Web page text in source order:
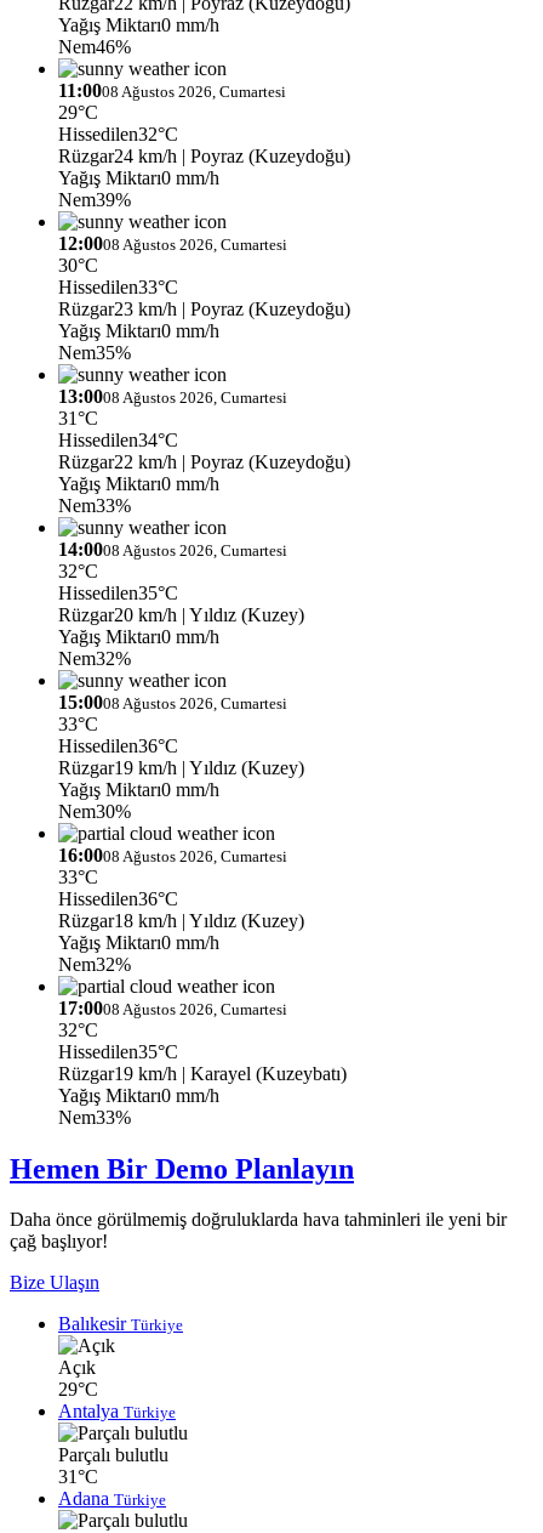
Yağış Miktarı0 mm/h
Nem46%
11:0008 Ağustos 2026, Cumartesi
29°C
Hissedilen32°C
Rüzgar24 km/h | Poyraz (Kuzeydoğu)
Yağış Miktarı0 mm/h
Nem39%
12:0008 Ağustos 2026, Cumartesi
30°C
Hissedilen33°C
Rüzgar23 km/h | Poyraz (Kuzeydoğu)
Yağış Miktarı0 mm/h
Nem35%
13:0008 Ağustos 2026, Cumartesi
31°C
Hissedilen34°C
Rüzgar22 km/h | Poyraz (Kuzeydoğu)
Yağış Miktarı0 mm/h
Nem33%
14:0008 Ağustos 2026, Cumartesi
32°C
Hissedilen35°C
Rüzgar20 km/h | Yıldız (Kuzey)
Yağış Miktarı0 mm/h
Nem32%
15:0008 Ağustos 2026, Cumartesi
33°C
Hissedilen36°C
Rüzgar19 km/h | Yıldız (Kuzey)
Yağış Miktarı0 mm/h
Nem30%
16:0008 Ağustos 2026, Cumartesi
33°C
Hissedilen36°C
Rüzgar18 km/h | Yıldız (Kuzey)
Yağış Miktarı0 mm/h
Nem32%
17:0008 Ağustos 2026, Cumartesi
32°C
Hissedilen35°C
Rüzgar19 km/h | Karayel (Kuzeybatı)
Yağış Miktarı0 mm/h
Nem33%
Hemen Bir Demo Planlayın
Daha önce görülmemiş doğruluklarda hava tahminleri ile yeni bir
çağ başlıyor!
Bize Ulaşın
Balıkesir Türkiye
Açık
29°C
Antalya Türkiye
Parçalı bulutlu
31°C
Adana Türkiye